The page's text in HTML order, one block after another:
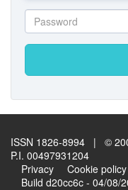
ISSN 1826-8994 | ©
P.I. 00497931204
Privacy
Cookie policy
Build d20cc6c - 04/08/